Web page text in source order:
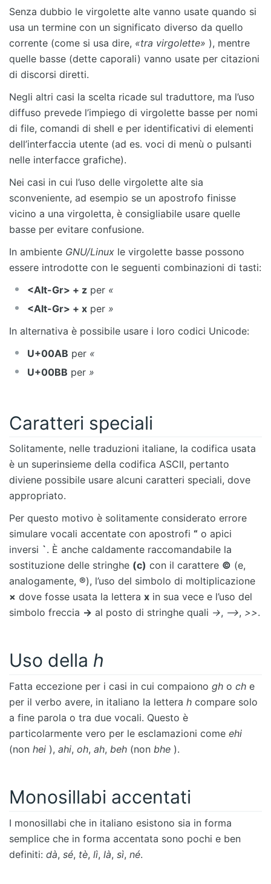
Senza dubbio le virgolette alte vanno usate quando si
usa un termine con un significato diverso da quello
corrente (come si usa dire, «tra virgolette» ), mentre
quelle basse (dette caporali) vanno usate per citazioni
di discorsi diretti.
Negli altri casi la scelta ricade sul traduttore, ma l’uso
diffuso prevede l’impiego di virgolette basse per nomi
di file, comandi di shell e per identificativi di elementi
dell’interfaccia utente (ad es. voci di menù o pulsanti
nelle interfacce grafiche).
Nei casi in cui l’uso delle virgolette alte sia
sconveniente, ad esempio se un apostrofo finisse
vicino a una virgoletta, è consigliabile usare quelle
basse per evitare confusione.
In ambiente GNU/Linux le virgolette basse possono
essere introdotte con le seguenti combinazioni di tasti:
<Alt-Gr> + z per «
<Alt-Gr> + x per »
In alternativa è possibile usare i loro codici Unicode:
U+00AB per «
U+00BB per »
Caratteri speciali
Solitamente, nelle traduzioni italiane, la codifica usata
è un superinsieme della codifica ASCII, pertanto
diviene possibile usare alcuni caratteri speciali, dove
appropriato.
Per questo motivo è solitamente considerato errore
simulare vocali accentate con apostrofi “ o apici
inversi `. È anche caldamente raccomandabile la
sostituzione delle stringhe (c) con il carattere © (e,
analogamente, ®), l’uso del simbolo di moltiplicazione
× dove fosse usata la lettera x in sua vece e l’uso del
simbolo freccia → al posto di stringhe quali ->, –>, >>.
Uso della h
Fatta eccezione per i casi in cui compaiono gh o ch e
per il verbo avere, in italiano la lettera h compare solo
a fine parola o tra due vocali. Questo è
particolarmente vero per le esclamazioni come ehi
(non hei ), ahi, oh, ah, beh (non bhe ).
Monosillabi accentati
I monosillabi che in italiano esistono sia in forma
semplice che in forma accentata sono pochi e ben
definiti: dà, sé, tè, lì, là, sì, né.